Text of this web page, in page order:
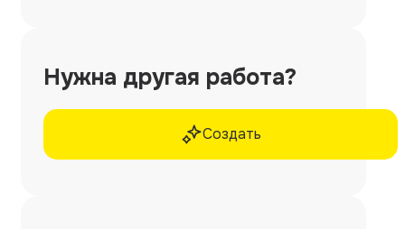
Нужна другая работа?
Создать